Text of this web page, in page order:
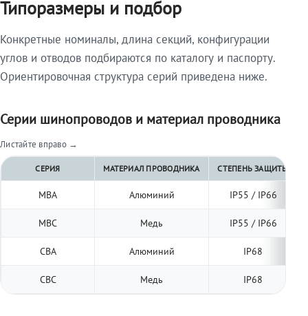
Типоразмеры и подбор
Конкретные номиналы, длина секций, конфигурации
углов и отводов подбираются по каталогу и паспорту.
Ориентировочная структура серий приведена ниже.
Серии шинопроводов и материал проводника
Листайте вправо →
СЕРИЯ МАТЕРИАЛ ПРОВОДНИКА СТЕПЕНЬ ЗАЩИТЫ
МВА Алюминий IP55 / IP66
МВС Медь IP55 / IP66
СВА Алюминий IP68
СВС Медь IP68